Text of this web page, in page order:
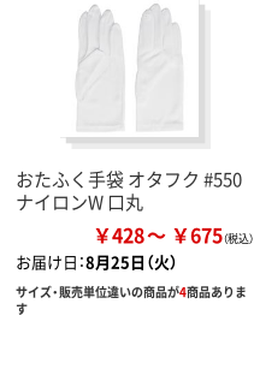
おたふく手袋 オタフク #550
ナイロンW 口丸
￥428 ￥675
お届け日：8月25日（火）
サイズ・販売単位違いの商品が4商品ありま
す